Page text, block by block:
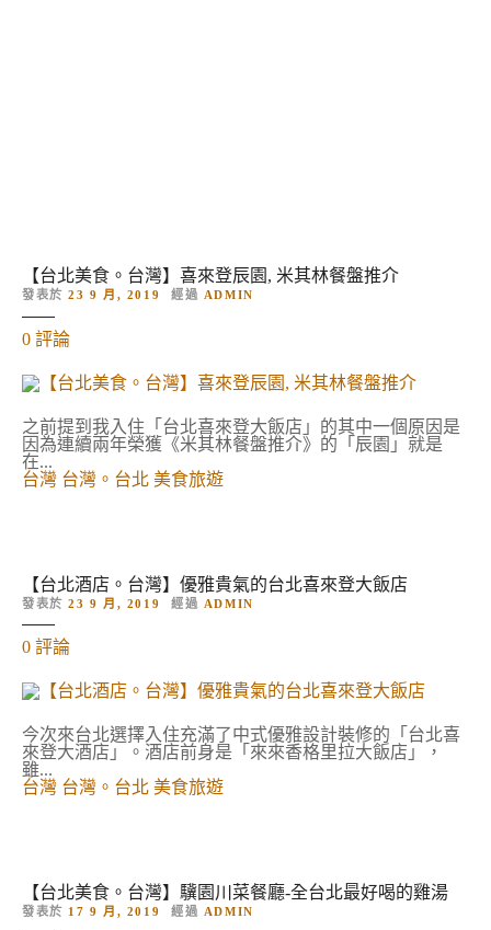
【台北美食。台灣】喜來登辰園, 米其林餐盤推介
發表於 23 9 月, 2019 經過 ADMIN
0 對
台
北
食
。
台
灣
園
,
其
林
盤
推
介
的
評論
之前提到我入住「台北喜來登大飯店」的其中一個原因是
因為連續兩年榮獲《米其林餐盤推介》的「辰園」就是
在...
台灣 台灣。台北 美食旅遊
【台北酒店。台灣】優雅貴氣的台北喜來登大飯店
發表於 23 9 月, 2019 經過 ADMIN
0 對
台
北
店
。
台
灣
的
台
評論
今次來台北選擇入住充滿了中式優雅設計裝修的「台北喜
來登大酒店」。酒店前身是「來來香格里拉大飯店」，
雖...
台灣 台灣。台北 美食旅遊
【台北美食。台灣】驥園川菜餐廳-全台北最好喝的雞湯
發表於 17 9 月, 2019 經過 ADMIN